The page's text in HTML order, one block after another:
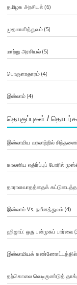
தமிழக அரசியல்(6)
முதலாளித்துவம்(5)
மாற்று அரசியல்(5)
பொருளாதாரம்(4)
இஸ்லாம்(4)
தொகுப்புகள் /
இஸ்லாமிய வரலாற்றில்
காலனிய எதிர்ப்புப் போரில்
தாராளவாதத்தைக்
இஸ்லாம் Vs. நவீனத்துவம்(4)
ஹிஜாப்: ஒரு பன்முகப் பார்வை
இஸ்லாமியக் கண்ணோட்டத்தில்
தற்கொலை வெடிகுண்டுத்